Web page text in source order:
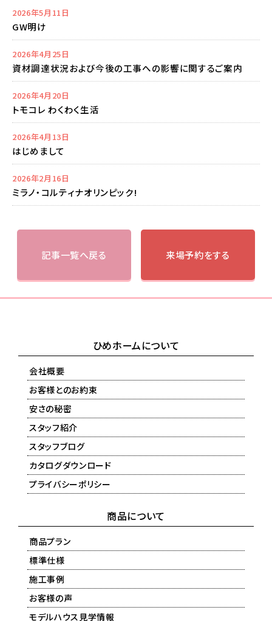
2026年5月11日
GW明け
2026年4月25日
資材調達状況および今後の工事への影響に関するご案内
2026年4月20日
トモコレ わくわく生活
2026年4月13日
はじめまして
2026年2月16日
ミラノ・コルティナオリンピック!
記事一覧へ戻る 来場予約をする
ひめホームについて
会社概要
お客様とのお約束
安さの秘密
スタッフ紹介
スタッフブログ
カタログダウンロード
プライバシーポリシー
商品について
商品プラン
標準仕様
施工事例
お客様の声
モデルハウス見学情報